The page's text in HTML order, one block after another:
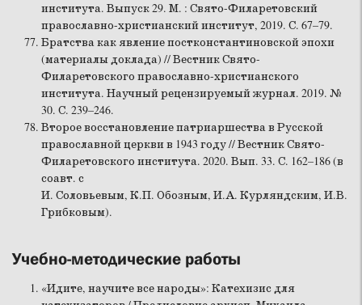
института. Выпуск 29. М. : Свято-Филаретовский
православно-христианский институт, 2019. С. 67–79.
Братства как явление постконстантиновской эпохи
(материалы доклада) // Вестник Свято-
Филаретовского православно-христианского
института. Научный рецензируемый журнал. 2019. №
30. С. 239–246.
Второе восстановление патриаршества в Русской
православной церкви в 1943 году // Вестник Свято-
Филаретовского института. 2020. Вып. 33. С. 162–186 (в
соавт. с
И. Соловьевым, К.П. Обозным, И.А. Курляндским, И.В.
Грибковым).
Учебно-методические работы
«Идите, научите все народы»: Катехизис для